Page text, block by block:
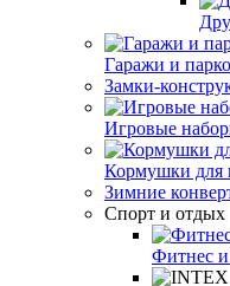
Гаражи и
Замки-
Игровые
Кормушки для
Зимние
Спорт и отдых
Фитнес и